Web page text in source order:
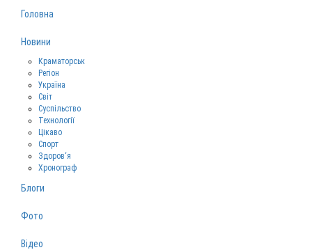
Головна
Новини
Краматорськ
Регіон
Україна
Світ
Суспільство
Технології
Цікаво
Спорт
Здоров‘я
Хронограф
Блоги
Фото
Відео